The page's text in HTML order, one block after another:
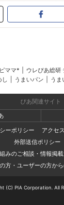
ママ* ウレぴあ総研
し
うまいパン うま
ぴあ関連サイト
ーポリシー
アクセ
外部送信ポリシー
みのご相談・情報掲
方・ユーザーの方か
(C) PIA Corporation. All